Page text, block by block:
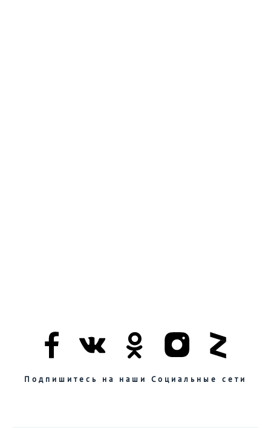
Подпишитесь на наши Социальные сети